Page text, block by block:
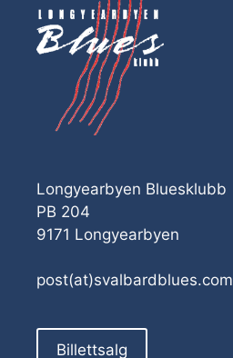
Longyearbyen Bluesklubb
PB 204
9171 Longyearbyen
post(at)svalbardblues.com
Billettsalg